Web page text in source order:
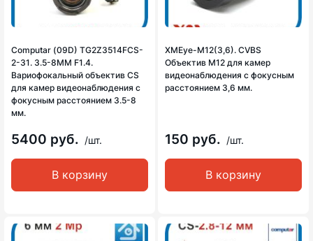
Computar (09D) TG2Z3514FCS-
2-31. 3.5-8MM F1.4.
Вариофокальный объектив CS
для камер видеонаблюдения с
фокусным расстоянием 3.5-8
мм.
5400 руб. /шт.
В корзину
XMEye-M12(3,6). CVBS
Объектив М12 для камер
видеонаблюдения с фокусным
расстоянием 3,6 мм.
150 руб. /шт.
В корзину